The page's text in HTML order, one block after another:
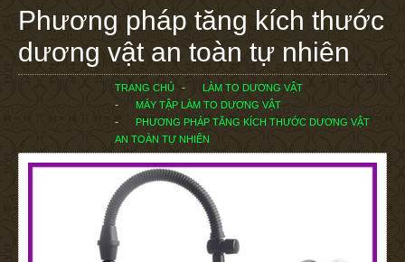
Phương pháp tăng kích thước
dương vật an toàn tự nhiên
TRANG CHỦ
LÀM TO DƯƠNG VẬT
MÁY TẬP LÀM TO DƯƠNG VẬT
PHƯƠNG PHÁP TĂNG KÍCH THƯỚC DƯƠNG VẬT
AN TOÀN TỰ NHIÊN